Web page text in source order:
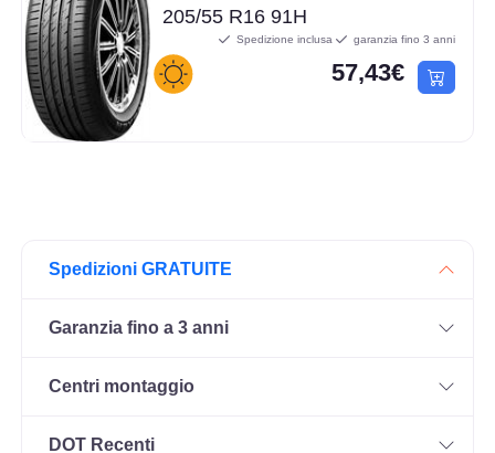
205/55 R16 91H
Spedizione inclusa garanzia fino 3 anni
57,43€
Spedizioni GRATUITE
Garanzia fino a 3 anni
Centri montaggio
DOT Recenti